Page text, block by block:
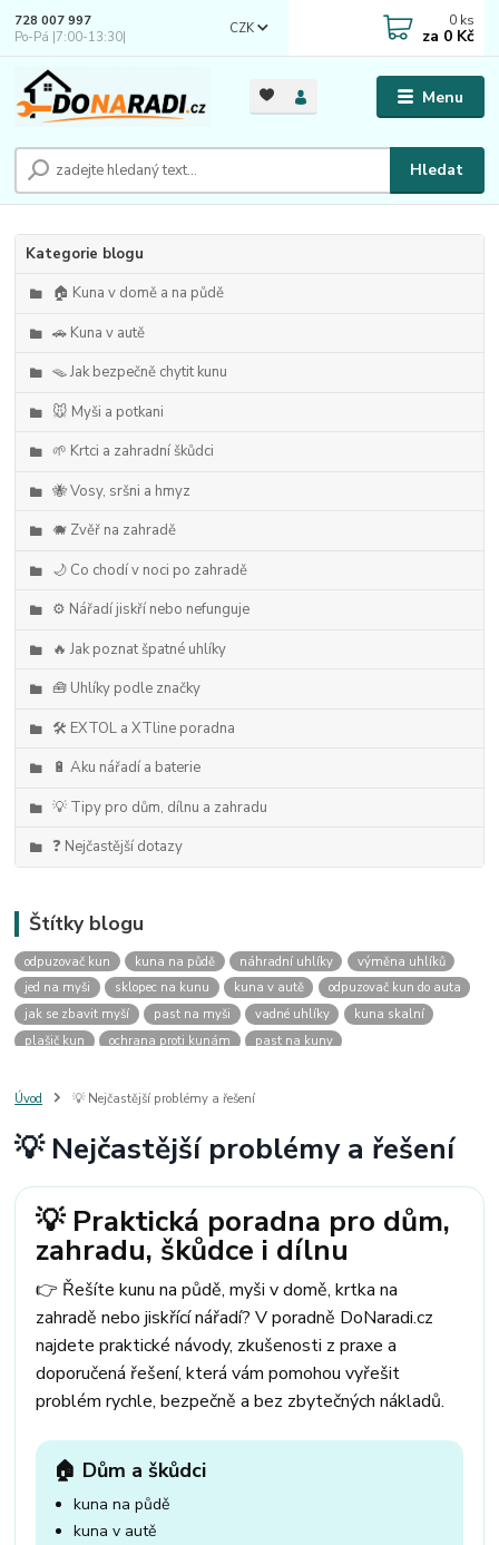
Menu
CZK
Hledat
728 007 997
Po-Pá |7:00-13:30|
0 ks
za 0 Kč
Kategorie blogu
🏠 Kuna v domě a na půdě
🚗 Kuna v autě
🪤 Jak bezpečně chytit kunu
🐭 Myši a potkani
🌱 Krtci a zahradní škůdci
🐝 Vosy, sršni a hmyz
🐗 Zvěř na zahradě
🌙 Co chodí v noci po zahradě
⚙️ Nářadí jiskří nebo nefunguje
🔥 Jak poznat špatné uhlíky
🧰 Uhlíky podle značky
🛠️ EXTOL a XTline poradna
🔋 Aku nářadí a baterie
💡 Tipy pro dům, dílnu a zahradu
❓ Nejčastější dotazy
Štítky blogu
odpuzovač kun kuna na půdě náhradní uhlíky
výměna uhlíků
jed na myši
sklopec na kunu kuna v autě
odpuzovač kun do auta
jak se zbavit myší
past na myši vadné uhlíky
kuna skalní
plašič kun
ochrana proti kunám
past na kuny
past na kunu
myši v domě odpuzovač myší
štěnice
štěnice v hotelu jak se zbavit kuny
kuna ve střeše
mravenci a mšice
uhlíky do nářadí
uhlíky do nařadí
uhlíky do vysavače
uhlíky do pračky uhlíky do
uhlíky parkside
uhlíky ferm uhlíky makita
uhlíkové kartáče
kde sehnat uhlíky
kde koupit uhlíky
Úvod 💡 Nejčastější problémy a řešení
💡 Nejčastější problémy a řešení
💡 Praktická poradna pro dům,
zahradu, škůdce i dílnu
👉 Řešíte kunu na půdě, myši v domě, krtka na
zahradě nebo jiskřící nářadí? V poradně DoNaradi.cz
najdete praktické návody, zkušenosti z praxe a
doporučená řešení, která vám pomohou vyřešit
problém rychle, bezpečně a bez zbytečných nákladů.
🏠 Dům a škůdci
kuna na půdě
kuna v autě